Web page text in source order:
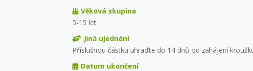
Věková skupina
5-15 let
Jiná ujednání
Příslušnou částku uhraďte do 14 dnů od zahájení
Datum ukončení